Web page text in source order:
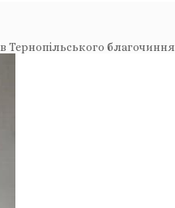
Тернопільського благочиння